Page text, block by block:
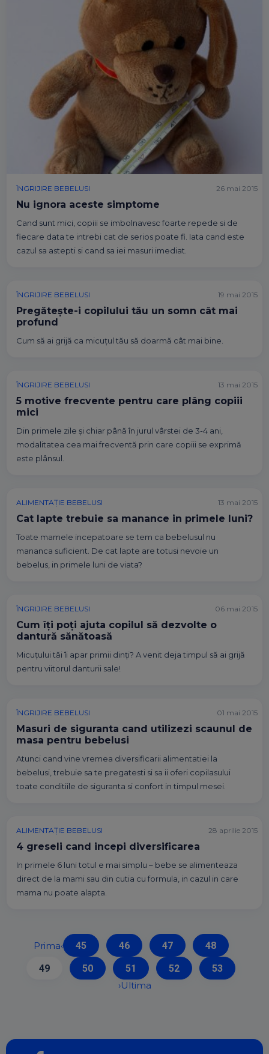
ÎNGRIJIRE BEBELUSI
Nu ignora aceste simptome
Cand sunt mici, copiii se imbolnavesc foarte repede si de
fiecare data te intrebi cat de serios poate fi. Iata cand este
cazul sa astepti si cand sa iei masuri imediat.
26 mai 2015
ÎNGRIJIRE BEBELUSI
Pregăteşte-i copilului tău un somn cât mai
profund
Cum să ai grijă ca micuţul tău să doarmă cât mai bine.
19 mai 2015
ÎNGRIJIRE BEBELUSI
5 motive frecvente pentru care plâng copiii
mici
Din primele zile şi chiar până în jurul vârstei de 3-4 ani,
modalitatea cea mai frecventă prin care copiii se exprimă
este plânsul.
13 mai 2015
ALIMENTAȚIE BEBELUSI
Cat lapte trebuie sa manance in primele luni?
Toate mamele incepatoare se tem ca bebelusul nu
mananca suficient. De cat lapte are totusi nevoie un
bebelus, in primele luni de viata?
13 mai 2015
ÎNGRIJIRE BEBELUSI
Cum îţi poţi ajuta copilul să dezvolte o
dantură sănătoasă
Micuţului tăi îi apar primii dinţi? A venit deja timpul să ai grijă
pentru viitorul danturii sale!
06 mai 2015
ÎNGRIJIRE BEBELUSI
Masuri de siguranta cand utilizezi scaunul de
masa pentru bebelusi
Atunci cand vine vremea diversificarii alimentatiei la
bebelusi, trebuie sa te pregatesti si sa ii oferi copilasului
toate conditiile de siguranta si confort in timpul mesei.
01 mai 2015
ALIMENTAȚIE BEBELUSI
4 greseli cand incepi diversificarea
In primele 6 luni totul e mai simplu – bebe se alimenteaza
direct de la mami sau din cutia cu formula, in cazul in care
mama nu poate alapta.
28 aprilie 2015
Prima‹ 45 46 47
48
49
50 51 52
53
›Ultima